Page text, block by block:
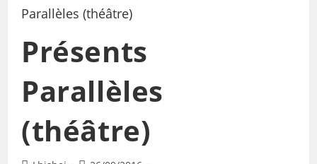
Présents
Parallèles
(théâtre)